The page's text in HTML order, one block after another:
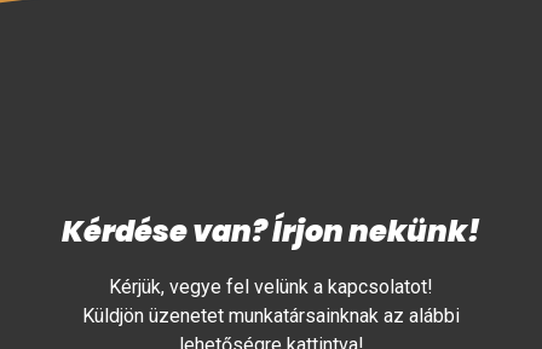
Kérdése van? Írjon nekünk!
Kérjük, vegye fel velünk a kapcsolatot!
Küldjön üzenetet munkatársainknak az alábbi